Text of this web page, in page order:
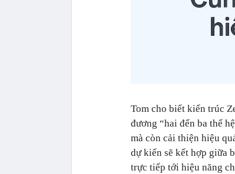
Tom cho biết kiến trúc
đương “hai đến ba thế
mà còn cải thiện hiệu
dự kiến sẽ kết hợp giữa
trực tiếp tới hiệu năng